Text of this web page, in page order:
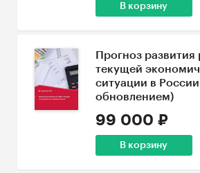
В корзину
Прогноз
текущей
ситуации в России
обновлением)
99 000 ₽
В корзину